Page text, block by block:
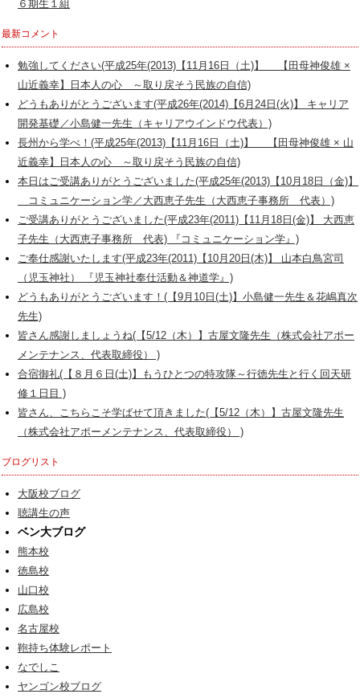
６期生１組
最新コメント
勉強してください(平成25年(2013)【11月16日（土)】 【田母神俊雄 ×
山近義幸】日本人の心 ～取り戻そう民族の自信)
どうもありがとうございます(平成26年(2014)【6月24日(火)】 キャリア
開発基礎／小島健一先生（キャリアウインドウ代表）)
長州から学べ！(平成25年(2013)【11月16日（土)】 【田母神俊雄 × 山
近義幸】日本人の心 ～取り戻そう民族の自信)
本日はご受講ありがとうございました(平成25年(2013)【10月18日（金)】
コミュニケーション学／大西恵子先生（大西恵子事務所 代表）)
ご受講ありがとうございました(平成23年(2011)【11月18日(金)】 大西恵
子先生（大西恵子事務所 代表) 『コミュニケーション学』)
ご奉仕感謝いたします(平成23年(2011)【10月20日(木)】 山本白鳥宮司
（児玉神社） 『児玉神社奉仕活動＆神道学』)
どうもありがとうございます！(【9月10日(土)】小島健一先生＆花嶋真次
先生)
皆さん感謝しましょうね(【5/12（木）】古屋文隆先生（株式会社アポー
メンテナンス、代表取締役） )
合宿御礼(【８月６日(土)】もうひとつの特攻隊～行徳先生と行く回天研
修１日目 )
皆さん、こちらこそ学ばせて頂きました(【5/12（木）】古屋文隆先生
（株式会社アポーメンテナンス、代表取締役） )
ブログリスト
大阪校ブログ
聴講生の声
ベン大ブログ
熊本校
徳島校
山口校
広島校
名古屋校
鞄持ち体験レポート
なでしこ
ヤンゴン校ブログ